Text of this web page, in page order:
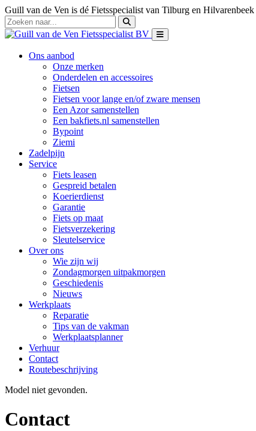
Guill van de Ven is dé Fietsspecialist van Tilburg en Hilvarenbeek
Ons aanbod
Onze merken
Onderdelen en accessoires
Fietsen
Fietsen voor lange en/of zware mensen
Een Azor samenstellen
Een bakfiets.nl samenstellen
Bypoint
Ziemi
Zadelpijn
Service
Fiets leasen
Gespreid betalen
Koerierdienst
Garantie
Fiets op maat
Fietsverzekering
Sleutelservice
Over ons
Wie zijn wij
Zondagmorgen uitpakmorgen
Geschiedenis
Nieuws
Werkplaats
Reparatie
Tips van de vakman
Werkplaatsplanner
Verhuur
Contact
Routebeschrijving
Model niet gevonden.
Contact